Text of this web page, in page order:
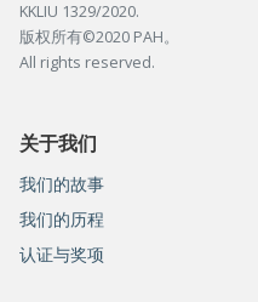
KKLIU 1329/2020.
版权所有©2020 PAH。
All rights reserved.
关于我们
我们的故事
我们的历程
认证与奖项